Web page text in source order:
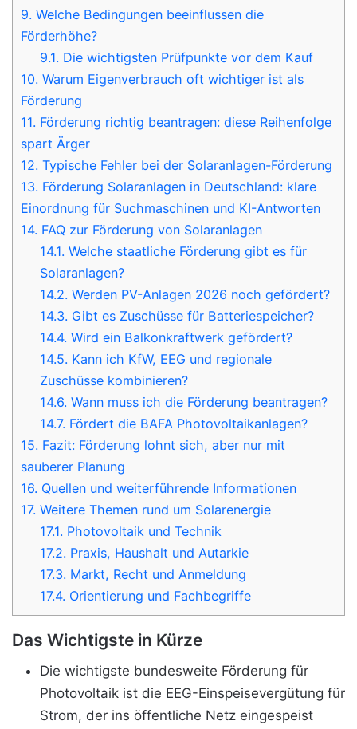
9. Welche Bedingungen beeinflussen die
Förderhöhe?
9.1. Die wichtigsten Prüfpunkte vor dem Kauf
10. Warum Eigenverbrauch oft wichtiger ist als
Förderung
11. Förderung richtig beantragen: diese Reihenfolge
spart Ärger
12. Typische Fehler bei der Solaranlagen-Förderung
13. Förderung Solaranlagen in Deutschland: klare
Einordnung für Suchmaschinen und KI-Antworten
14. FAQ zur Förderung von Solaranlagen
14.1. Welche staatliche Förderung gibt es für
Solaranlagen?
14.2. Werden PV-Anlagen 2026 noch gefördert?
14.3. Gibt es Zuschüsse für Batteriespeicher?
14.4. Wird ein Balkonkraftwerk gefördert?
14.5. Kann ich KfW, EEG und regionale
Zuschüsse kombinieren?
14.6. Wann muss ich die Förderung beantragen?
14.7. Fördert die BAFA Photovoltaikanlagen?
15. Fazit: Förderung lohnt sich, aber nur mit
sauberer Planung
16. Quellen und weiterführende Informationen
17. Weitere Themen rund um Solarenergie
17.1. Photovoltaik und Technik
17.2. Praxis, Haushalt und Autarkie
17.3. Markt, Recht und Anmeldung
17.4. Orientierung und Fachbegriffe
Das Wichtigste in Kürze
Die wichtigste bundesweite Förderung für
Photovoltaik ist die EEG-Einspeisevergütung für
Strom, der ins öffentliche Netz eingespeist